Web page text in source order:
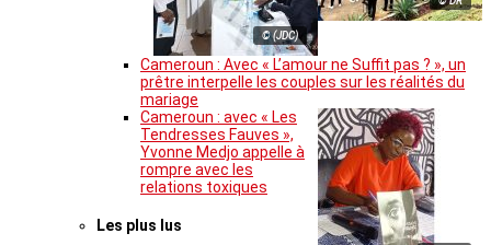
© (JDC)
Cameroun : Avec « L’amour ne Suffit pas ? », un
prêtre interpelle les couples sur les réalités du
mariage
Cameroun : avec « Les
Tendresses Fauves »,
Yvonne Medjo appelle à
rompre avec les
relations toxiques
Les plus lus